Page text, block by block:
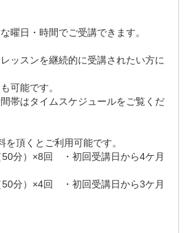
にお支払いの手続きを取らせて
について■
営業日以内に回答させていただ
3日以上先の日程を候補いただ
曜日・時間でご受講できます。
ッスンを継続的に受講されたい方に
可能です。
帯はタイムスケジュールをご覧くだ
頂くとご利用可能です。
50分）×8回　・初回受講日から4ケ月
50分）×4回　・初回受講日から3ケ月